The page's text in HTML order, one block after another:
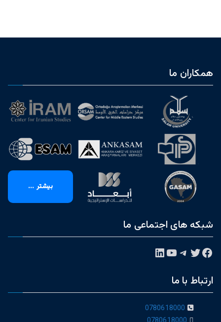
همکاران ما
بیشتر ...
شبکه های اجتماعی ما
فیس‌بوکتوییتر تلگرام یوتیوبلینکداین
ارتباط با ما
0780618000